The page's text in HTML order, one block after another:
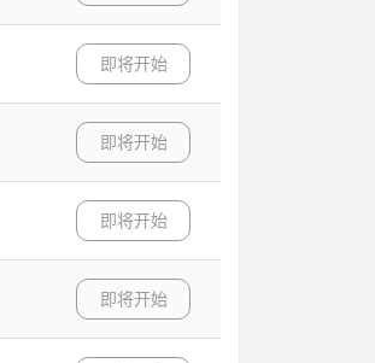
即将开始
即将开始
即将开始
即将开始